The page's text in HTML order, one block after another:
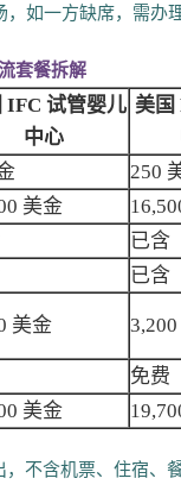
如一方缺席，需办
套餐拆解
IFC 试管婴儿
中心
美国
250
美金
已含
已含
美金
免费
美金
，不含机票、住宿、